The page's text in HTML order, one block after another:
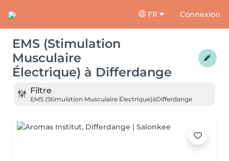
FR Connexion
EMS (Stimulation
Musculaire
Électrique) à Differdange
Filtre
EMS (Stimulation Musculaire Électrique)àDifferdange